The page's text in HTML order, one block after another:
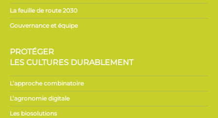
La feuille de route 2030
Gouvernance et équipe
PROTÉGER
LES CULTURES DURABLEMENT
L’approche combinatoire
L’agronomie digitale
Les biosolutions